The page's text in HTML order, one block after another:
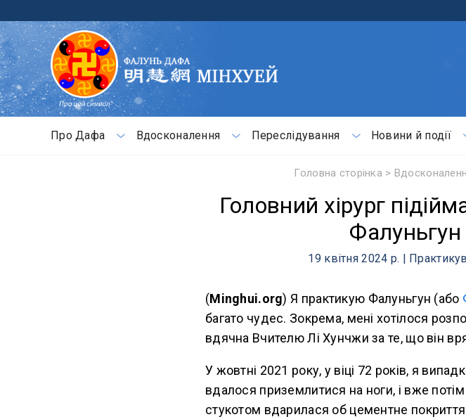
Про Дафа Вдосконалення Переслідування Новини й події
Головна сторінка >
Головний хірург
19 квітня 2024 р. |
(Minghui.org) Я практикую Фалуньгун (або
багато чудес. Зокрема, мені хотілося
вдячна Вчителю Лі Хунчжи за те, що він
У жовтні 2021 року, у віці 72 років, я
вдалося приземлитися на ноги, і вже
стукотом вдарилася об цементне